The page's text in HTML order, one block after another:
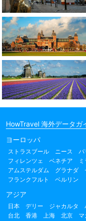
HowTravel 海外データガ
ヨーロッパ
ストラスブール ニース パ
フィレンツェ
ベネチア
アムステルダム
グラナダ
フランクフルト
ベルリン
アジア
日本 デリー ジャカルタ
台北
香港 上海 北京 マ